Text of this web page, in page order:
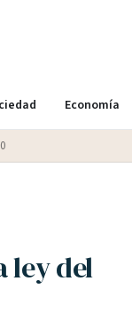
Economía
ley del